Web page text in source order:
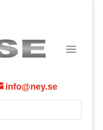
info@ney.se